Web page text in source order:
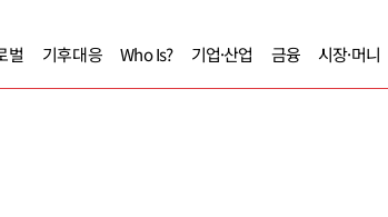
벌 기후대응 Who Is? 기업·산업 금융 시장·머니